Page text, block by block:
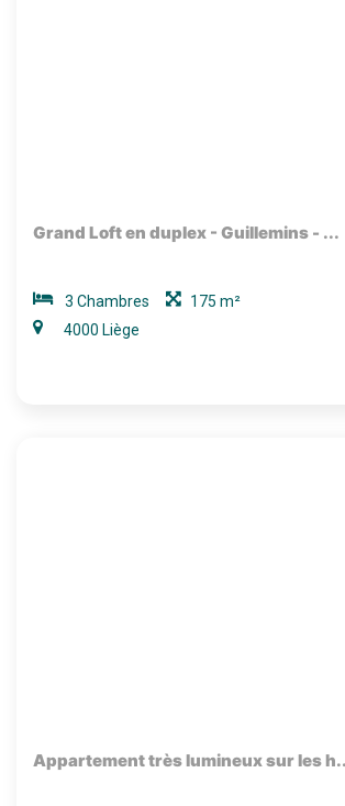
Grand Loft en duplex - Guillemins - ...
3 Chambres
175 m²
4000 Liège
Appartement très lumineux sur les